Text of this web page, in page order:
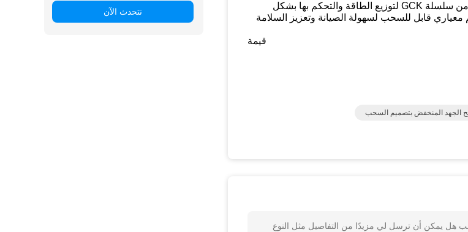
نتحدث الآن
تم تصميم مجموعة المفاتيح الكهربائية القابلة للسحب ذات الجهد المنخفض من سلسلة GCK لتوزيع الطاقة والتحكم بها بشكل
معياري قابل للسحب لسهولة الصيانة وتعزيز السلامة
قيمة
الجهد المنخفض بتصميم السحب
هل يمكن أن ترسل لي مزيدًا من التفاصيل مثل النوع